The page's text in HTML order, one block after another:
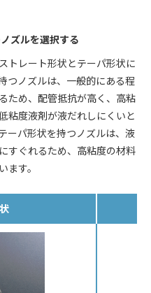
ズルを選択する
トレート形状とテーパ形状に
つノズルは、一般的にある程
ため、配管抵抗が高く、高粘
粘度液剤が液だれしにくいと
ーパ形状を持つノズルは、液
すぐれるため、高粘度の材料
す。